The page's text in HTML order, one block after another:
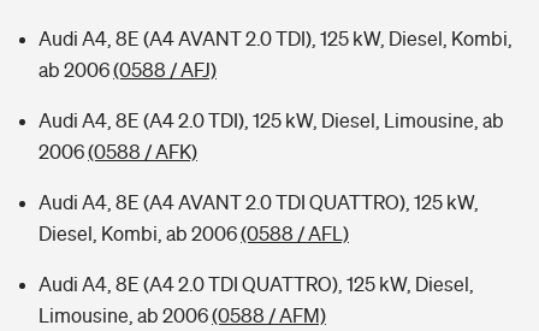
Audi A4, 8E (A4 AVANT 2.0 TDI), 125 kW, Diesel, Kombi,
ab 2006(0588 / AFJ)
Audi A4, 8E (A4 2.0 TDI), 125 kW, Diesel, Limousine, ab
2006(0588 / AFK)
Audi A4, 8E (A4 AVANT 2.0 TDI QUATTRO), 125 kW,
Diesel, Kombi, ab 2006(0588 / AFL)
Audi A4, 8E (A4 2.0 TDI QUATTRO), 125 kW, Diesel,
Limousine, ab 2006(0588 / AFM)